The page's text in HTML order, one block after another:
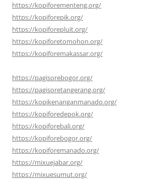
https://kopiforementeng.org/
https://kopiforepik.org/
https://kopiforepluit.org/
https://kopiforetomohon.org/
https://kopiforemakassar.org/
https://pagisorebogor.org/
https://pagisoretangerang.org/
https://kopikenanganmanado.org/
https://kopiforedepok.org/
https://kopiforebali.org/
https://kopiforebogor.org/
https://kopiforemanado.org/
https://mixuejabar.org/
https://mixuesumut.org/